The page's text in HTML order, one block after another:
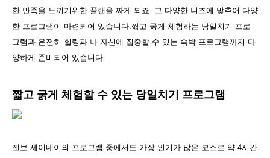
한 만족을 느끼기위한 플랜을 짜게 되죠. 그 다양한 니즈에 맞추어 다양
한 프로그램이 마련되어 있습니다.짧고 굵게 체험하는 당일치기 프로
그램과 온전히 힐링과 나 자신에 집중할 수 있는 숙박 프로그램까지 다
양하게 준비되어 있습니다.
짧고 굵게 체험할 수 있는 당일치기 프로그램
젠보 세이네이의 프로그램 중에서도 가장 인기가 많은 코스로 약 4시간